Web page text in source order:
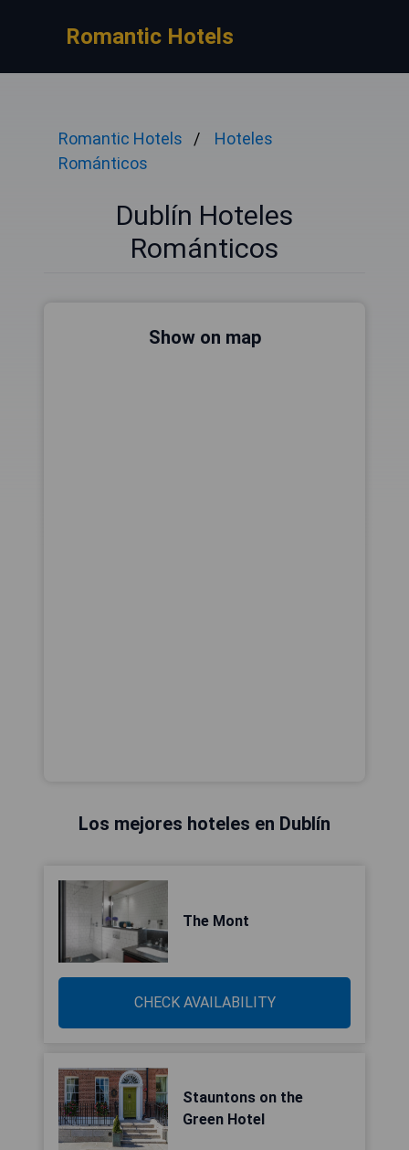
Romantic Hotels
Romantic Hotels
Hoteles
Románticos
Dublín Hoteles
Románticos
Show on map
Los mejores hoteles en Dublín
The Mont
CHECK AVAILABILITY
Stauntons on the
Green Hotel